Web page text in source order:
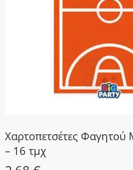
Χαρτοπετσέτες Φαγητού
– 16 τμχ